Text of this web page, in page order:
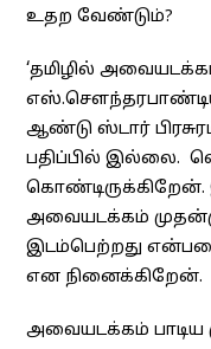
உதற வேண்டும்?
‘தமிழில்
ஆண்டு ஸ்டார்
பதிப்பில் இல்லை.
அவையடக்கம்
இடம்பெற்றது என்பதை
என நினைக்கிறேன்.
அவையடக்கம் பாடிய